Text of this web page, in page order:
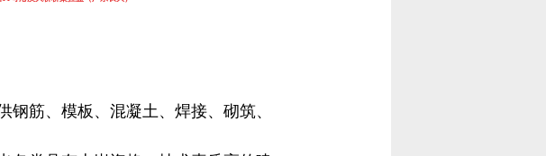
筋、模板、混凝土、焊接、砌筑、